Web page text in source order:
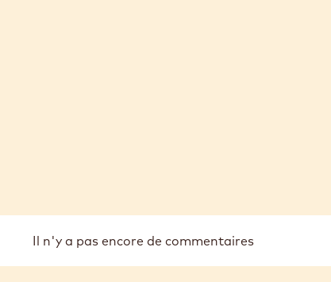
Il n'y a pas encore de commentaires